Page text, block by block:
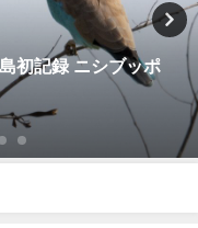
初記録 ニシブッポ